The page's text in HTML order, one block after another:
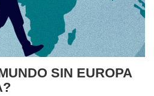
SIN EUROPA